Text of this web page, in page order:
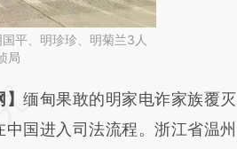
平、明珍珍、明菊兰3人
局
开头增加这段话：本文由第三方
财新文章
】缅甸果敢的明家电诈家族覆灭
中国进入司法流程。浙江省温州